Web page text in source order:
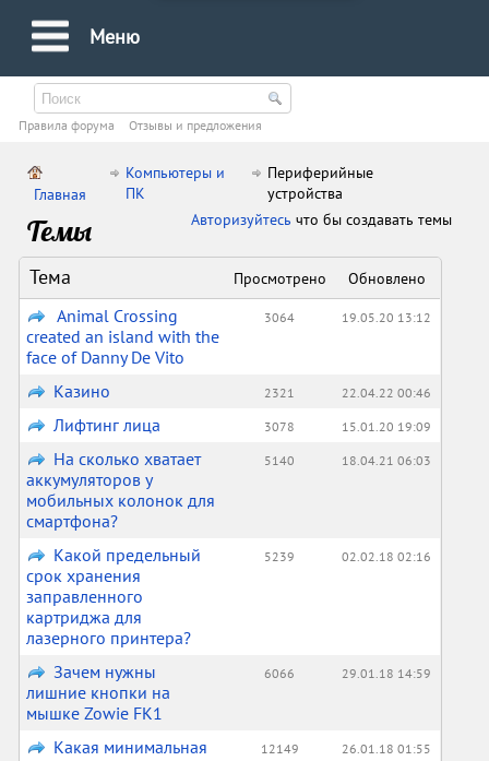
Меню
Правила форума Oтзывы и предложения
Главная
Компьютеры и
ПК
Периферийные
устройства
Авторизуйтесь что бы создавать темы
Темы
Тема Просмотрено Обновлено
Animal Crossing
created an island with the
face of Danny De Vito
3064 19.05.20 13:12
Казино 2321 22.04.22 00:46
Лифтинг лица 3078 15.01.20 19:09
На сколько хватает
аккумуляторов у
мобильных колонок для
смартфона?
5140 18.04.21 06:03
Какой предельный
срок хранения
заправленного
картриджа для
лазерного принтера?
5239 02.02.18 02:16
Зачем нужны
лишние кнопки на
мышке Zowie FK1
6066 29.01.18 14:59
Какая минимальная
12149 26.01.18 01:55